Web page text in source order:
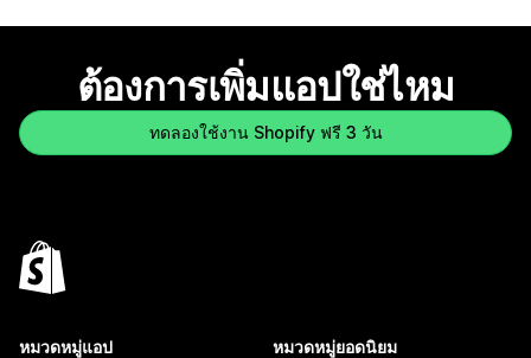
ต้องการเพิ่มแอปใช่ไหม
ทดลองใช้งาน Shopify ฟรี 3 วัน
หมวดหมู่แอป หมวดหมู่ยอดนิยม